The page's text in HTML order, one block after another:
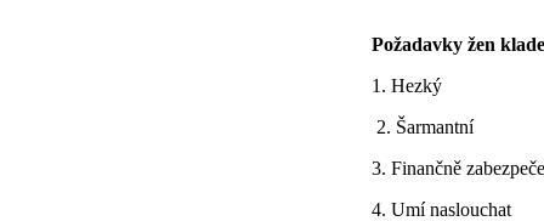
Požadavky žen
1. Hezký
2. Šarmantní
3. Finančně
4. Umí naslouchat